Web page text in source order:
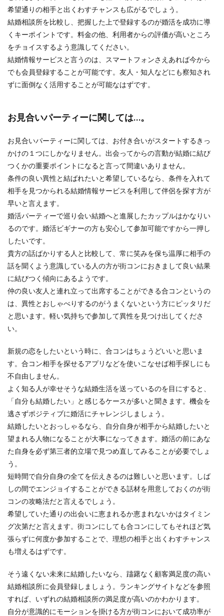
希望通りの相手と出くわすチャンスも広がるでしょう。
結婚相談所を比較し、把握した上で登録するのが婚活を成功に導
くキーポイントです。料金の他、利用者からの評価が高いところ
をチョイスするよう意識してください。
結婚情報サービスと言うのは、スマートフォンさえあれば今から
でも会員登録することが可能です。友人・知人などにも察知され
ずに面倒なく活用することが可能なはずです。
お見合いパーティーに関しては…。
お見合いパーティーに関しては、お付き合いがスタートするきっ
かけの１つにしかなりません。出会ってからの言動が結婚に結び
つくかの重要ポイントになると言って間違いありません。
条件の良い異性と結ばれたいと希望しているなら、条件を入れて
相手を見つかられる結婚情報サービスを利用して伴侶を探す方が
早いと言えます。
婚活パーティーで巡り会い結婚へと進展したカップルはかなりい
るのです。婚活ビギナーの方も安心して参加可能ですから一押し
したいです。
貴方の話ばかりする人と比較して、常に笑みを保ち温厚に相手の
話を聞くよう意識している人の方が街コンにおきまして良い結果
に結びつく傾向にあるようです。
仲の良い友人と連れ立って出席することができる合コンというの
は、異性とおしゃべりするのがうまくないという方にピッタリだ
と思います。軽い気持ちで参加して異性を見つけ出してくださ
い。
新規の恋をしたいという時に、合コンはちょうどいいと思いま
す。合コン相手を探せるアプリなどを使いこなせば相手探しにも
不自由しません。
よく知る人が幸せそうな結婚生活を送っているのを目にすると、
「自分も結婚したい」と感じるケースが多いと聞きます。機会を
逃さずポジティブに婚活にチャレンジしましょう。
結婚したいとおっしゃるなら、自分自身が相手から結婚したいと
望まれる人物になることが大事になってきます。婚活の前にあな
た自身を必ず第三者的立場で見つめ直してみることが必要でしょ
う。
短時間で自分自身の全てを伝えきるのは難しいと思います。しば
しの間でエンジョイすることができる話材を用意しておくのが街
コンの攻略法だと言えるでしょう。
希望していた通りの出会いに恵まれるか恵まれないかはタイミン
グ次第だと言えます。街コンにしても合コンにしてもそれほど気
張らずに何度か参加することで、理想の相手と出くわすチャンス
も増えるはずです。
そう遠くない未来に結婚したいなら、躊躇なく顧客満足度の高い
結婚相談所に会員登録しましょう。ランキングサイトなどを参照
すれば、いずれの結婚相談所の満足度が高いのかわかります。
自分が意識的にモーションを掛ける方が街コンにおいて成功率が